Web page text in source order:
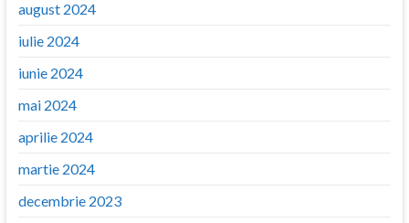
august 2024
iulie 2024
iunie 2024
mai 2024
aprilie 2024
martie 2024
decembrie 2023